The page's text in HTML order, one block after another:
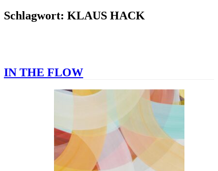
Schlagwort: KLAUS HACK
IN THE FLOW